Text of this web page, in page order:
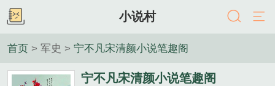
小说村
首页 > 军史 > 宁不凡宋清颜小说笔趣阁
宁不凡宋清颜小说笔趣阁